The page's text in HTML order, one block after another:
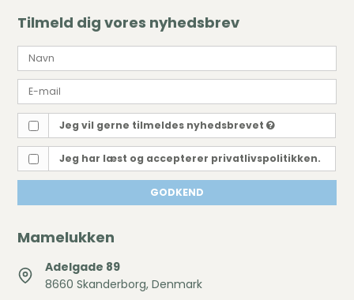
Tilmeld dig vores nyhedsbrev
Jeg vil gerne tilmeldes nyhedsbrevet
Jeg har læst og accepterer privatlivspolitikken.
GODKEND
Mamelukken
Adelgade 89
8660 Skanderborg, Denmark